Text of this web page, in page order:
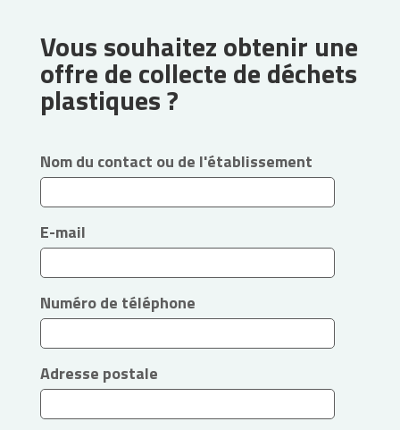
Vous souhaitez obtenir une
offre de collecte de déchets
plastiques ?
Nom du contact ou de l'établissement
E-mail
Numéro de téléphone
Adresse postale